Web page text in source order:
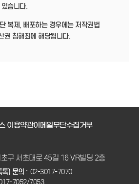
습니다.
복제, 배포하는 경우에는 저작권법
권 침해죄에 해당됩니다.
이용약관이메일무단수집거부
구 서초대로 45길 16 VR빌딩 2층
톡) 문의 : 02-3017-7070
7052/7053